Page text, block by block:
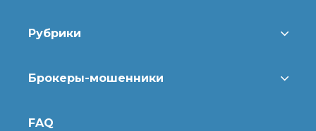
Рубрики
Брокеры-мошенники
FAQ